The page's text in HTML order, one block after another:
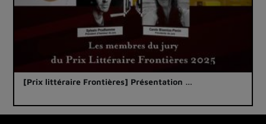
[Prix littéraire Frontières] Présentation …